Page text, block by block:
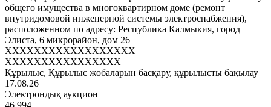
общего имущества в многоквартирном доме (ремонт
внутридомовой инженерной системы электроснабжения),
расположенном по адресу: Республика Калмыкия, город
Элиста, 6 микрорайон, дом 26
XXXXXXXXXXXXXXXXXX
XXXXXXXXXXXXXXXX
Құрылыс, Құрылыс жобаларын басқару, құрылысты бақылау
17.08.26
Электрондық аукцион